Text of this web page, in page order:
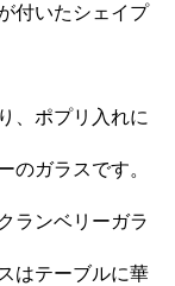
付いたシェイプ
、ポプリ入れに
のガラスです。
ランベリーガラ
はテーブルに華